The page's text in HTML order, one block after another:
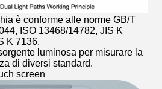
è conforme alle norme GB/T
ISO 13468/14782, JIS K
K 7136.
luminosa per misurare la
di diversi standard.
screen